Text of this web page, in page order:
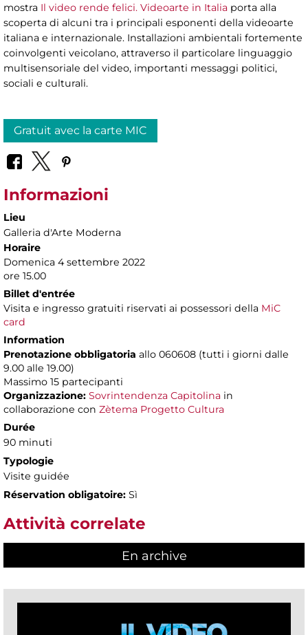
mostra Il video rende felici. Videoarte in Italia porta alla
scoperta di alcuni tra i principali esponenti della videoarte
italiana e internazionale. Installazioni ambientali fortemente
coinvolgenti veicolano, attraverso il particolare linguaggio
multisensoriale del video, importanti messaggi politici,
sociali e culturali.
Gratuit avec la carte MIC
Informazioni
Lieu
Galleria d'Arte Moderna
Horaire
Domenica 4 settembre 2022
ore 15.00
Billet d'entrée
Visita e ingresso gratuiti riservati ai possessori della MiC
card
Information
Prenotazione obbligatoria allo 060608 (tutti i giorni dalle
9.00 alle 19.00)
Massimo 15 partecipanti
Organizzazione: Sovrintendenza Capitolina in
collaborazione con Zètema Progetto Cultura
Durée
90 minuti
Typologie
Visite guidée
Réservation obligatoire: Sì
Attività correlate
En archive